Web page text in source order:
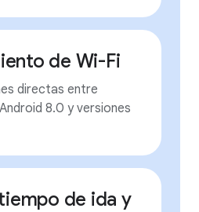
de Wi-Fi
directas entre
8.0 y versiones
de ida y